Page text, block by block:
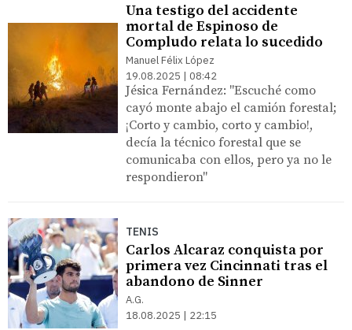
Una testigo del accidente
mortal de Espinoso de
Compludo relata lo sucedido
Manuel Félix López
19.08.2025 | 08:42
Jésica Fernández: "Escuché como
cayó monte abajo el camión forestal;
¡Corto y cambio, corto y cambio!,
decía la técnico forestal que se
comunicaba con ellos, pero ya no le
respondieron"
TENIS
Carlos Alcaraz conquista por
primera vez Cincinnati tras el
abandono de Sinner
A.G.
18.08.2025 | 22:15